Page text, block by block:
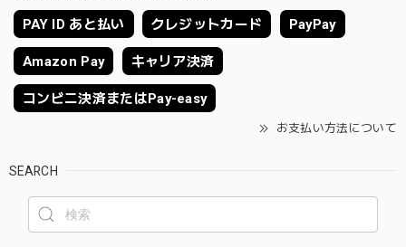
PAY ID あと払い クレジットカード PayPay
Amazon Pay キャリア決済
コンビニ決済またはPay-easy
お支払い方法について
SEARCH